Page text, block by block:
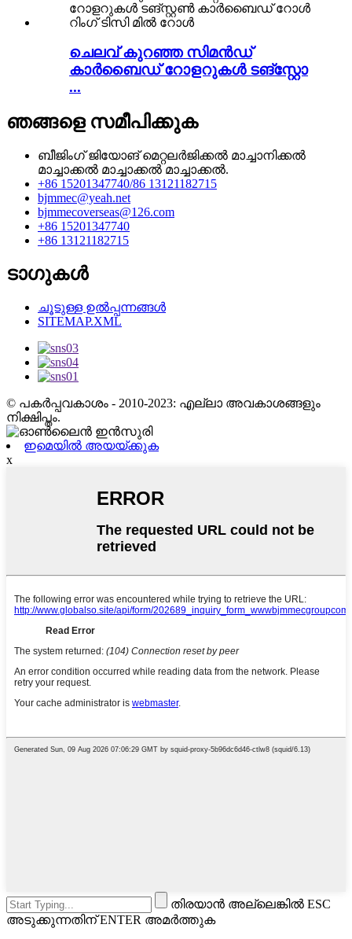
ചെലവ് കുറഞ്ഞ സിമൻഡ്
കാർബൈഡ് റോളറുകൾ ടങ്സ്റ്റോ
...
ഞങ്ങളെ സമീപിക്കുക
ബീജിംഗ് ജിയോങ് മെറ്റലർജിക്കൽ മാച്ചാനിക്കൽ
മാച്ചാക്കൽ മാച്ചാക്കൽ മാച്ചാക്കൽ.
+86 15201347740/86 13121182715
bjmmec@yeah.net
bjmmecoverseas@126.com
+86 15201347740
+86 13121182715
ടാഗുകൾ
ചൂടുള്ള ഉൽപ്പന്നങ്ങൾ
SITEMAP.XML
© പകർപ്പവകാശം - 2010-2023: എല്ലാ അവകാശങ്ങളും
നിക്ഷിപ്തം.
ഇമെയിൽ അയയ്ക്കുക
x
തിരയാൻ അല്ലെങ്കിൽ ESC
അടുക്കുന്നതിന് ENTER അമർത്തുക